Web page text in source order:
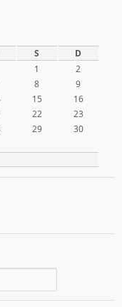
S D
1
2
8
9
15
16
22
23
29
30